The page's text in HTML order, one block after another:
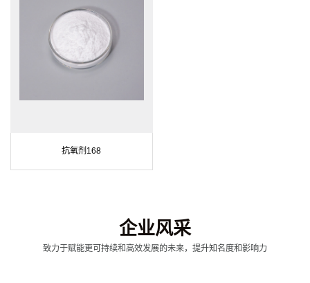
抗氧剂168
企业风采
致力于赋能更可持续和高效发展的未来，提升知名度和影响力